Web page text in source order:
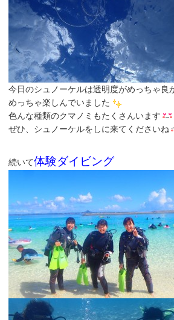
今日のシュノーケルは透明度がめっちゃ良
めっちゃ楽しんでいました
色んな種類のクマノミもたくさんいます
ぜひ、シュノーケルをしに来てくださいね
続いて体験ダイビング